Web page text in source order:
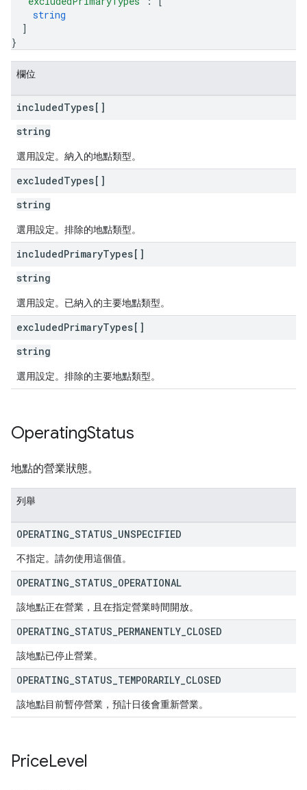
string
]
}
欄位
includedTypes[]
string
選用設定。納入的地點類型。
excludedTypes[]
string
選用設定。排除的地點類型。
includedPrimaryTypes[]
string
選用設定。已納入的主要地點類型。
excludedPrimaryTypes[]
string
選用設定。排除的主要地點類型。
OperatingStatus
地點的營業狀態。
列舉
OPERATING STATUS UNSPECIFIED
不指定。請勿使用這個值。
OPERATING STATUS OPERATIONAL
該地點正在營業，且在指定營業時間開放。
OPERATING STATUS PERMANENTLY CLOSED
該地點已停止營業。
OPERATING STATUS TEMPORARILY CLOSED
該地點目前暫停營業，預計日後會重新營業。
PriceLevel